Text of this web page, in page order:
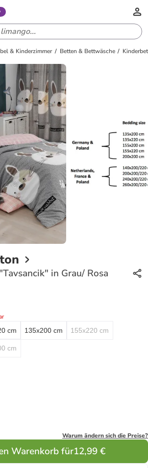
& Kinderzimmer Betten & Bettwäsche
in Grau/ Rosa
cm 135x200 cm 155x220 cm
cm
Warum ändern sich die Preise?
Warenkorb für12,99 €